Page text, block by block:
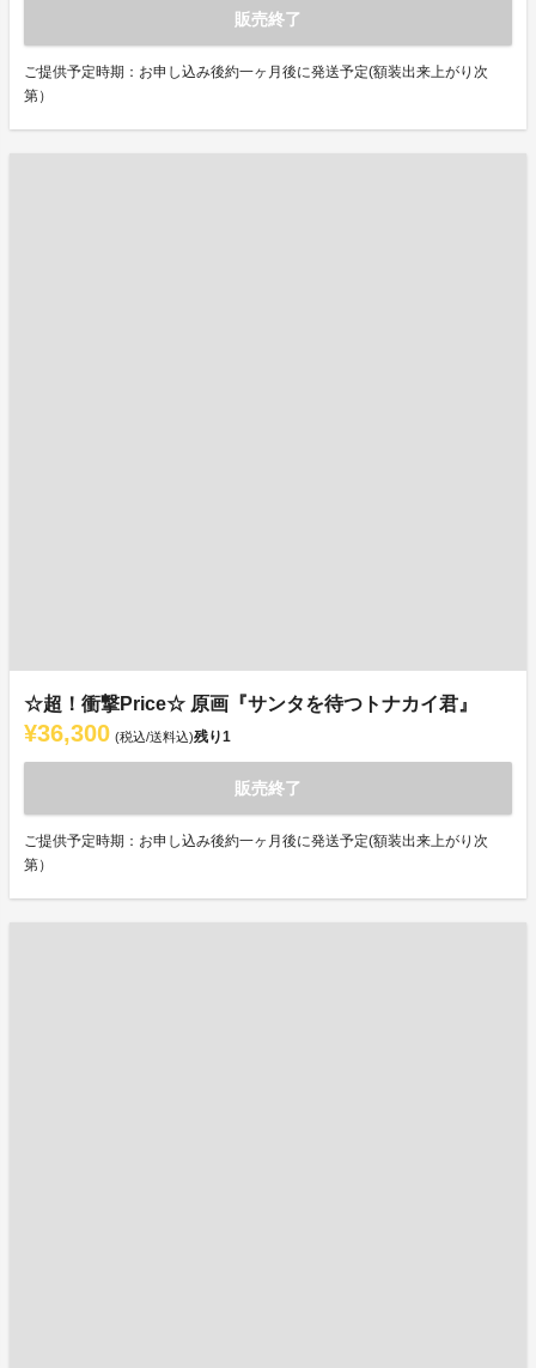
販売終了
ご提供予定時期：お申し込み後約一ヶ月後に発送予定(額装出来上がり次
第）
☆超！衝撃Price☆ 原画『サンタを待つトナカイ君』
¥36,300 (税込/送料込)残り1
販売終了
ご提供予定時期：お申し込み後約一ヶ月後に発送予定(額装出来上がり次
第）